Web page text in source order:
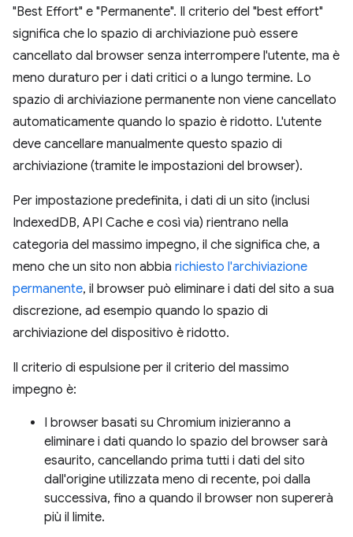
"Best Effort" e "Permanente". Il criterio del "best effort"
significa che lo spazio di archiviazione può essere
cancellato dal browser senza interrompere l'utente, ma è
meno duraturo per i dati critici o a lungo termine. Lo
spazio di archiviazione permanente non viene cancellato
automaticamente quando lo spazio è ridotto. L'utente
deve cancellare manualmente questo spazio di
archiviazione (tramite le impostazioni del browser).
Per impostazione predefinita, i dati di un sito (inclusi
IndexedDB, API Cache e così via) rientrano nella
categoria del massimo impegno, il che significa che, a
meno che un sito non abbia richiesto l'archiviazione
permanente, il browser può eliminare i dati del sito a sua
discrezione, ad esempio quando lo spazio di
archiviazione del dispositivo è ridotto.
Il criterio di espulsione per il criterio del massimo
impegno è:
I browser basati su Chromium inizieranno a
eliminare i dati quando lo spazio del browser sarà
esaurito, cancellando prima tutti i dati del sito
dall'origine utilizzata meno di recente, poi dalla
successiva, fino a quando il browser non supererà
più il limite.